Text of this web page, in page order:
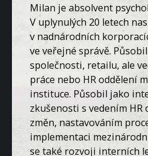
Milan je absolvent
V uplynulých 20 letech
v nadnárodních
ve veřejné správě.
společnosti, retailu, ale
práce nebo HR oddělení
instituce. Působil jako
zkušenosti s vedením
změn, nastavováním
implementaci
se také rozvoji interních